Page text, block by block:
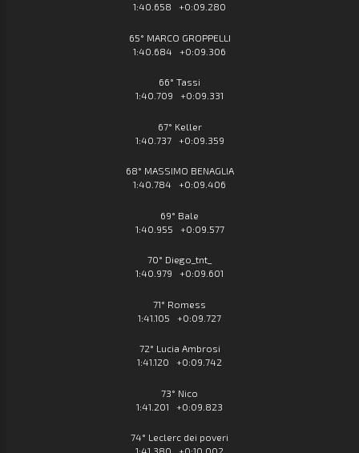
1:40.658 +0:09.280
65° MARCO GROPPELLI
1:40.684 +0:09.306
66° Tassi
1:40.709 +0:09.331
67° Keller
1:40.737 +0:09.359
68° MASSIMO BENAGLIA
1:40.784 +0:09.406
69° Bale
1:40.955 +0:09.577
70° Diego_tnt_
1:40.979 +0:09.601
71° Romess
1:41.105 +0:09.727
72° Lucia Ambrosi
1:41.120 +0:09.742
73° Nico
1:41.201 +0:09.823
74° Leclerc dei poveri